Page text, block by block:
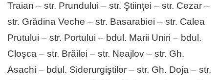
Traian – str. Prundului – str. Ştiinţei – str. Cezar –
str. Grădina Veche – str. Basarabiei – str. Calea
Prutului – str. Portului – bdul. Marii Uniri – bdul.
Cloşca – str. Brăilei – str. Neajlov – str. Gh.
Asachi – bdul. Siderurgiştilor – str. Gh. Doja – str.